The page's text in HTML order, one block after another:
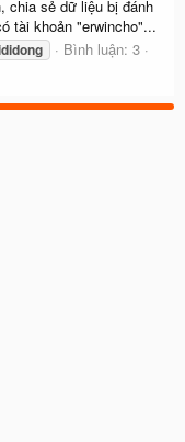
chia sẻ dữ liệu bị đánh
tài khoản "erwincho"...
Bình luận: 3